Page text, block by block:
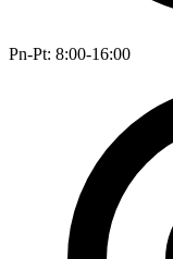
Pn-Pt: 8:00-16:00